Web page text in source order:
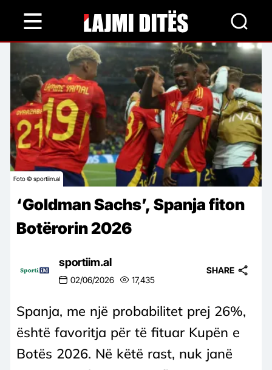
content
Foto © sportiim.al
‘Goldman Sachs’, Spanja fiton
Botërorin 2026
sportiim.al
02/06/2026 17,435
SHARE
Spanja, me një probabilitet prej 26%,
është favoritja për të fituar Kupën e
Botës 2026. Në këtë rast, nuk janë